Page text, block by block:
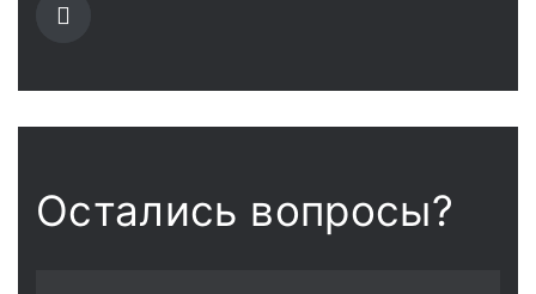
Остались вопросы?